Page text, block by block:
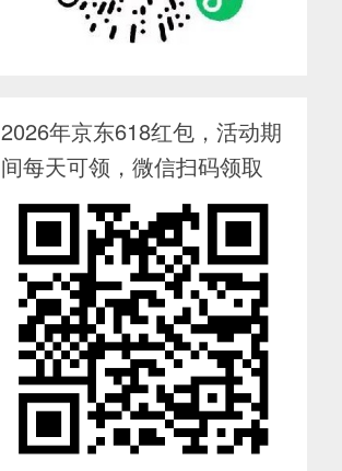
2026年京东618红包，活动期
间每天可领，微信扫码领取